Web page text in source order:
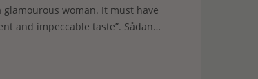
glamourous woman. It must have
and impeccable taste”. Sådan…